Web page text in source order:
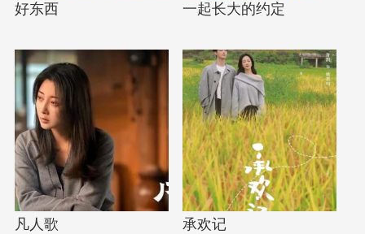
好东西 一起长大的约定
凡人歌 承欢记